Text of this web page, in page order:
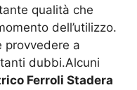
qualità che
dell’utilizzo.
provvedere a
dubbi.Alcuni
Ferroli Stadera